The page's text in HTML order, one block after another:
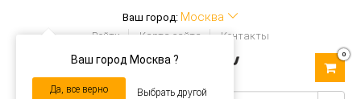
Ваш город: Москва
Ваш город Москва ?
Да, все верно Выбрать другой
Войти Карта сайта Контакты
navigation
0